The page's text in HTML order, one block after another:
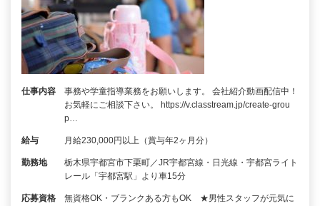
仕事内容
事務や学童指導業務をお願いします。 会社紹介動画配信中！
お気軽にご相談下さい。 https://v.classtream.jp/create-grou
p…
給与 月給230,000円以上（賞与年2ヶ月分）
勤務地
栃木県宇都宮市下栗町／JR宇都宮線・日光線・宇都宮ライト
レール「宇都宮駅」より車15分
応募資格
無資格OK・ブランクある方もOK ★男性スタッフが元気に